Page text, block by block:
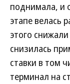
поднимала, и
этапе велась
этого
снизилась
ставки в том
терминал на